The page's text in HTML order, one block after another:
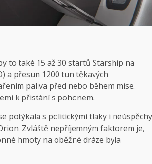
to také 15 až 30 startů Starship na
a přesun 1200 tun těkavých
paliva před nebo během mise.
k přistání s pohonem.
potýkala s politickými tlaky i neúspěchy
Zvláště nepříjemným faktorem je,
hmoty na oběžné dráze byla